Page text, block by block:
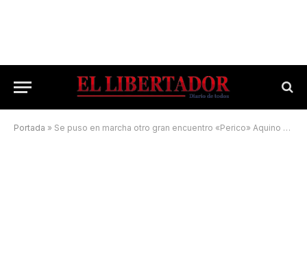
Portada » Se puso en marcha otro gran encuentro «Perico» Aquino en el Regatas